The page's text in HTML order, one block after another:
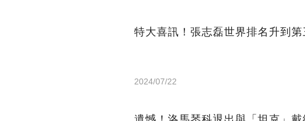
特大喜訊！張志磊世界排名升到
2024/07/22